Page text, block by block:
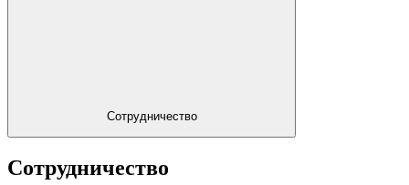
Сотрудничество
Сотрудничество